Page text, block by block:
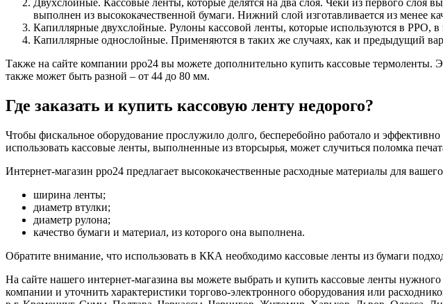
выполнен из высококачественной бумаги. Нижний слой изготавливается из менее
Капиллярные двухслойные. Рулоны кассовой ленты, которые используются в РРО, в
Капиллярные однослойные. Применяются в таких же случаях, как и предыдущий
Также на сайте компании рро24 вы можете дополнительно купить кассовые
также может быть разной – от 44 до 80 мм.
Где заказать и купить кассовую ленту недорого?
Чтобы фискальное оборудование прослужило долго, бесперебойно работало и
использовать кассовые ленты, выполненные из вторсырья, может случиться поломка
Интернет-магазин рро24 предлагает высококачественные расходные материалы для
ширина ленты;
диаметр втулки;
диаметр рулона;
качество бумаги и материал, из которого она выполнена.
Обратите внимание, что использовать в ККА необходимо кассовые ленты из бумаги
На сайте нашего интернет-магазина вы можете выбрать и купить кассовые ленты
компании и уточнить характеристики торгово-электронного оборудования или